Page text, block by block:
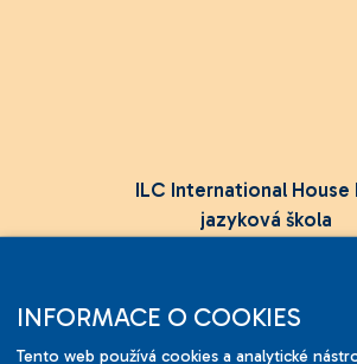
ILC International House
jazyková škola
INFORMACE O COOKIES
Tento web používá cookies a analytické